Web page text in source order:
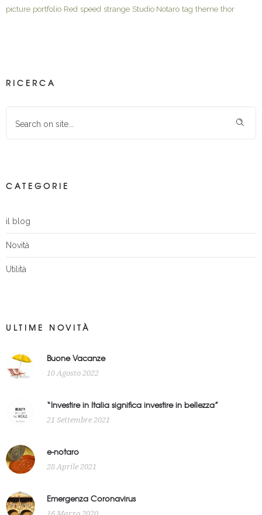
picture portfolio Red speed strange Studio Notaro tag theme thor
RICERCA
CATEGORIE
il blog
Novità
Utilità
ULTIME NOVITÀ
Buone Vacanze
10 Agosto 2022
“Investire in Italia significa investire in bellezza”
21 Settembre 2021
e-notaro
28 Aprile 2021
Emergenza Coronavirus